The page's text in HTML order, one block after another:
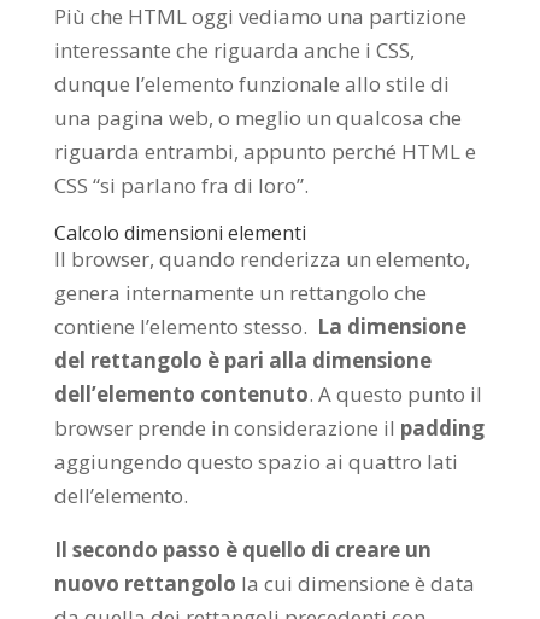
Più che HTML oggi vediamo una partizione
interessante che riguarda anche i CSS,
dunque l’elemento funzionale allo stile di
una pagina web, o meglio un qualcosa che
riguarda entrambi, appunto perché HTML e
CSS “si parlano fra di loro”.
Calcolo dimensioni elementi
Il browser, quando renderizza un elemento,
genera internamente un rettangolo che
contiene l’elemento stesso. La dimensione
del rettangolo è pari alla dimensione
dell’elemento contenuto. A questo punto il
browser prende in considerazione il padding
aggiungendo questo spazio ai quattro lati
dell’elemento.
Il secondo passo è quello di creare un
nuovo rettangolo la cui dimensione è data